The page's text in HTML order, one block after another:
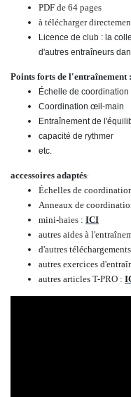
PDF de 64 pages
à télécharger
Licence de club : la
d'autres entraîneurs
Points forts de l'entraînement :
Échelle de coordination
Coordination œil-main
Entraînement de
capacité de rythmer
etc.
accessoires adaptés:
Échelles de
Anneaux de
mini-haies : ICI
autres aides à
d'autres
autres exercices
autres articles T-PRO :